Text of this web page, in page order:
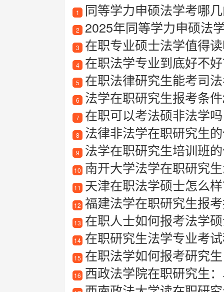
1 同等学力申硕法学考哪
2 2025年同等学力申硕法
3 在职专业硕士法学值得读
4 在职法学专业到底好不
5 在职法律研究生能考司
6 法学在职研究生报考条
7 在职可以考法硕非法学吗
8 法律非法学在职研究生
9 法学在职研究生培训班
10 南开大学法学在职研究生
11 天津在职法学硕士怎么
12 福建法学在职研究生报考
13 在职人士如何报考法学
14 在职研究生法学专业考
15 在职法学如何报考研究生
16 西政法学院在职研究生